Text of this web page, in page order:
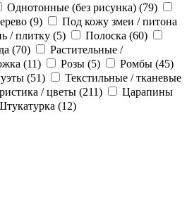
Однотонные (без рисунка) (79)
(9)
Под кожу змеи / питона
/ плитку (5) Полоска (60)
(70)
Растительные /
(11) Розы (5) Ромбы (45)
(51)
Текстильные / тканевые
/ цветы (211)
Царапины
(12)